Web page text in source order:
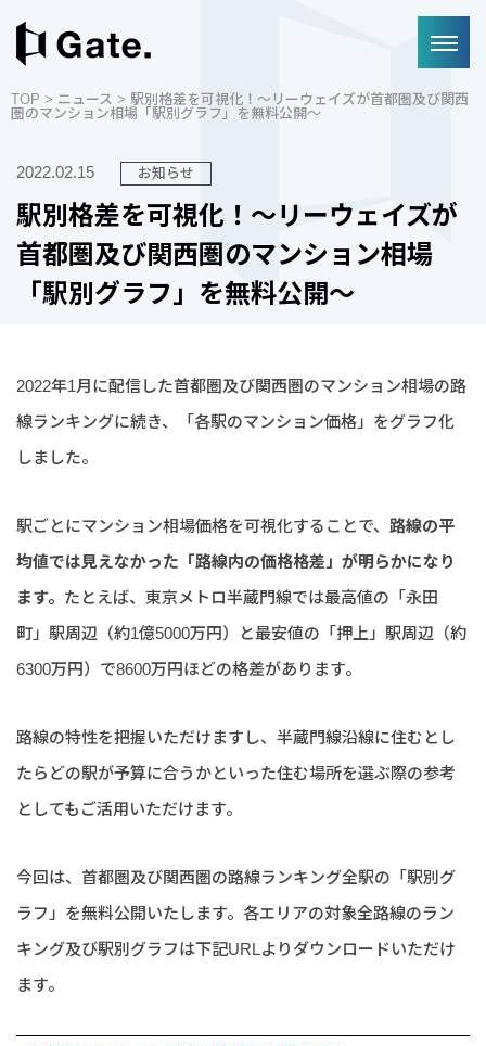
TOP > ニュース > 駅別格差を可視化！～リーウェイズが首都圏及び関西
圏のマンション相場「駅別グラフ」を無料公開～
2022.02.15 お知らせ
駅別格差を可視化！～リーウェイズが
首都圏及び関西圏のマンション相場
「駅別グラフ」を無料公開～
2022年1月に配信した首都圏及び関西圏のマンション相場の路
線ランキングに続き、「各駅のマンション価格」をグラフ化
しました。
駅ごとにマンション相場価格を可視化することで、 路線の平
均値では見えなかった「路線内の価格格差」が明らかになり
ます。 たとえば、東京メトロ半蔵門線では最高値の「永田
町」駅周辺（約1億5000万円）と最安値の「押上」駅周辺（約
6300万円）で8600万円ほどの格差があります。
路線の特性を把握いただけますし、半蔵門線沿線に住むとし
たらどの駅が予算に合うかといった住む場所を選ぶ際の参考
としてもご活用いただけます。
今回は、首都圏及び関西圏の路線ランキング全駅の「駅別グ
ラフ」を無料公開いたします。各エリアの対象全路線のラン
キング及び駅別グラフは下記URLよりダウンロードいただけ
ます。